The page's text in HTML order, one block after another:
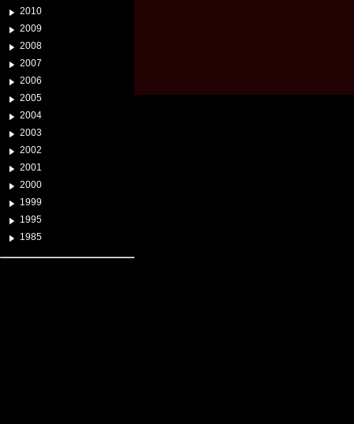
2010
2009
2008
2007
2006
2005
2004
2003
2002
2001
2000
1999
1995
1985